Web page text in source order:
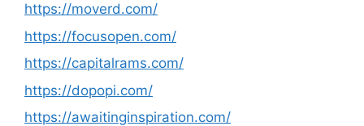
https://moverd.com/
https://focusopen.com/
https://capitalrams.com/
https://dopopi.com/
https://awaitinginspiration.com/